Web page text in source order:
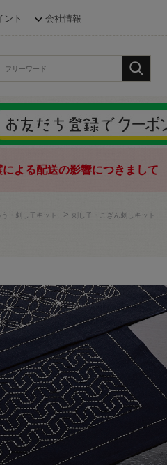
ント 会社情報
よる配送の影響につきまして
・刺し子キット > 刺し子・こぎん刺しキット